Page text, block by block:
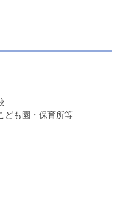
ども園・保育所等